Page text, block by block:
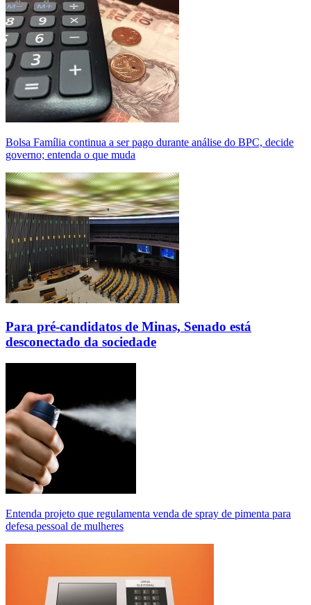
Bolsa Família continua a ser pago durante análise do BPC, decide
governo; entenda o que muda
Para pré-candidatos de Minas, Senado está
desconectado da sociedade
Entenda projeto que regulamenta venda de spray de pimenta para
defesa pessoal de mulheres